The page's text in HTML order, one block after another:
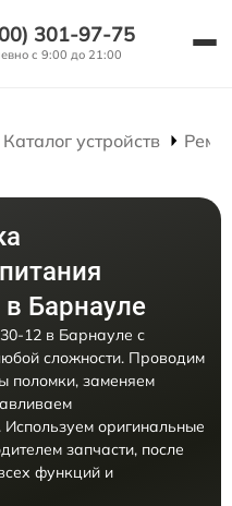
301-97-75
с 9:00 до 21:00
Каталог устройств
в Барнауле
12 в Барнауле с
сложности. Проводим
поломки, заменяем
Используем оригинальные
запчасти, после
функций и